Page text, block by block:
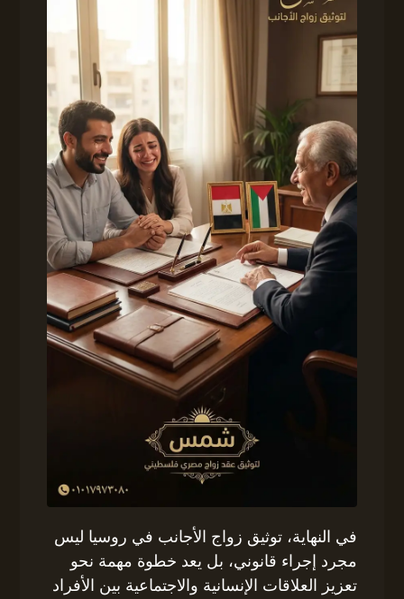
في النهاية، توثيق زواج الأجانب في روسيا ليس
مجرد إجراء قانوني، بل يعد خطوة مهمة نحو
تعزيز العلاقات الإنسانية والاجتماعية بين الأفراد